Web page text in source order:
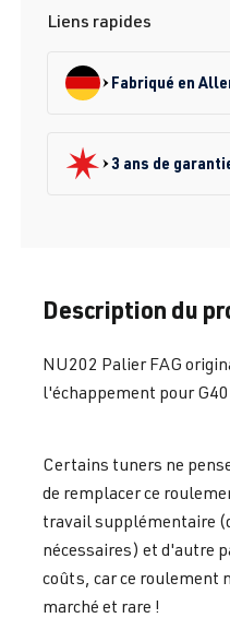
Liens rapides
Fabriqué en
3 ans de
Description du
NU202 Palier FAG
l'échappement pour G40
Certains tuners ne
de remplacer ce
travail supplémentaire
nécessaires) et d'autre
coûts, car ce roulement
marché et rare !